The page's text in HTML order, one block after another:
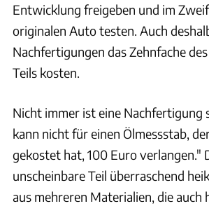
Entwicklung freigeben und im
originalen Auto testen. Auch
Nachfertigungen das Zehnfache
Teils kosten.
Nicht immer ist eine Nachfertigung
kann nicht für einen Ölmessstab,
gekostet hat, 100 Euro verlangen."
unscheinbare Teil überraschend
aus mehreren Materialien, die auch